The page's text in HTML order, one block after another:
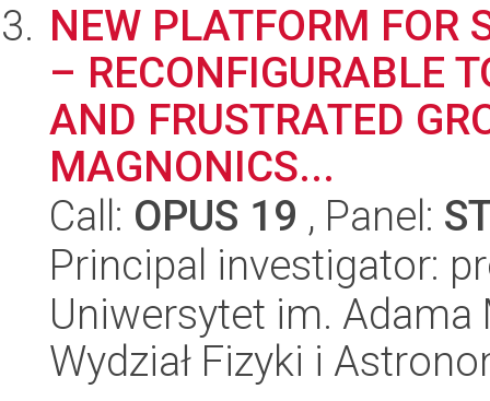
NEW PLATFORM FOR
– RECONFIGURABLE
AND FRUSTRATED
MAGNONICS...
Call: OPUS 19 , Panel:
Principal investigator:
Uniwersytet im.
Wydział Fizyki i